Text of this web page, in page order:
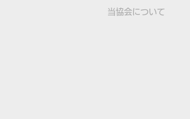
​当協会について